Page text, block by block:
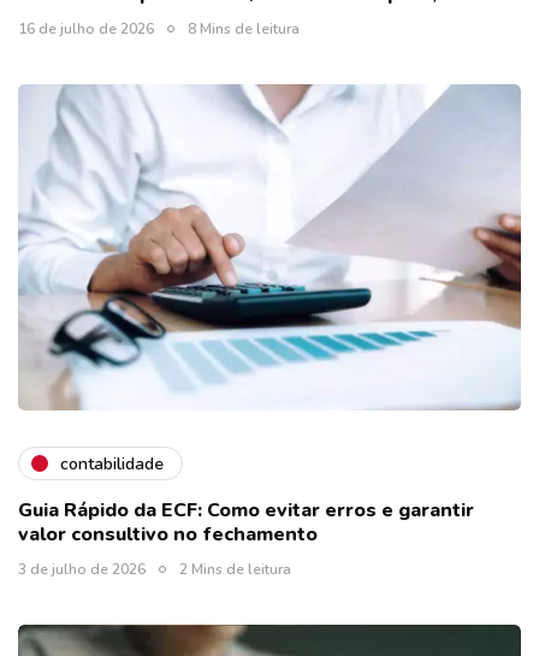
16 de julho de 2026 8 Mins de leitura
contabilidade
Guia Rápido da ECF: Como evitar erros e garantir
valor consultivo no fechamento
3 de julho de 2026 2 Mins de leitura